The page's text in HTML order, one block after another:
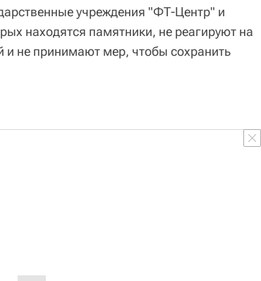
учреждения "ФТ-Центр" и
находятся памятники, не реагируют на
и не принимают мер, чтобы сохранить